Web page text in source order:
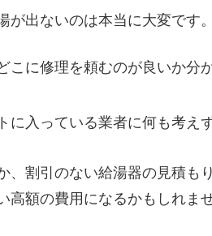
が出ないのは本当に大変です。
こに修理を頼むのが良いか分
に入っている業者に何も考え
、割引のない給湯器の見積も
高額の費用になるかもしれませ